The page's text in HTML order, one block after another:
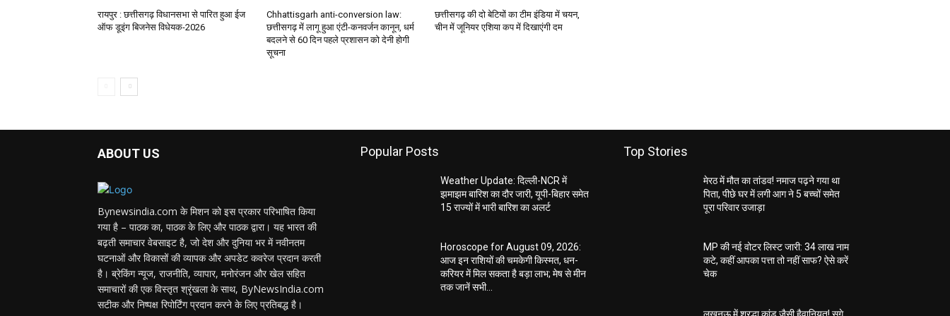
रायपुर : छत्तीसगढ़ विधानसभा से पारित हुआ ईज
ऑफ डूइंग बिजनेस विधेयक-2026
Chhattisgarh anti-conversion law:
छत्तीसगढ़ में लागू हुआ एंटी-कनवर्जन कानून, धर्म
बदलने से 60 दिन पहले प्रशासन को देनी होगी
सूचना
छत्तीसगढ़ की दो बेटियों का टीम इंडिया में चयन,
चीन में जूनियर एशिया कप में दिखाएंगी दम
ABOUT US
Bynewsindia.com के मिशन को इस प्रकार परिभाषित किया
गया है – पाठक का, पाठक के लिए और पाठक द्वारा। यह भारत की
बढ़ती समाचार वेबसाइट है, जो देश और दुनिया भर में नवीनतम
घटनाओं और विकासों की व्यापक और अपडेट कवरेज प्रदान करती
है। ब्रेकिंग न्यूज, राजनीति, व्यापार, मनोरंजन और खेल सहित
समाचारों की एक विस्तृत श्रृंखला के साथ, ByNewsIndia.com
सटीक और निष्पक्ष रिपोर्टिंग प्रदान करने के लिए प्रतिबद्ध है।
Popular Posts
Weather Update: दिल्ली-NCR में
झमाझम बारिश का दौर जारी, यूपी-बिहार समेत
15 राज्यों में भारी बारिश का अलर्ट
Horoscope for August 09, 2026:
आज इन राशियों की चमकेगी किस्मत, धन-
करियर में मिल सकता है बड़ा लाभ; मेष से मीन
तक जानें सभी...
Top Stories
मेरठ में मौत का तांडव! नमाज पढ़ने गया था
पिता, पीछे घर में लगी आग ने 5 बच्चों समेत
पूरा परिवार उजाड़ा
MP की नई वोटर लिस्ट जारी: 34 लाख नाम
कटे, कहीं आपका पत्ता तो नहीं साफ? ऐसे करें
चेक
लखनऊ में श्रद्धा कांड जैसी हैवानियत! सगे